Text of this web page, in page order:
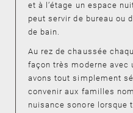
et à l’étage un espace
peut servir de bureau ou
de bain.
Au rez de chaussée
façon très moderne avec
avons tout simplement
convenir aux familles
nuisance sonore lorsque